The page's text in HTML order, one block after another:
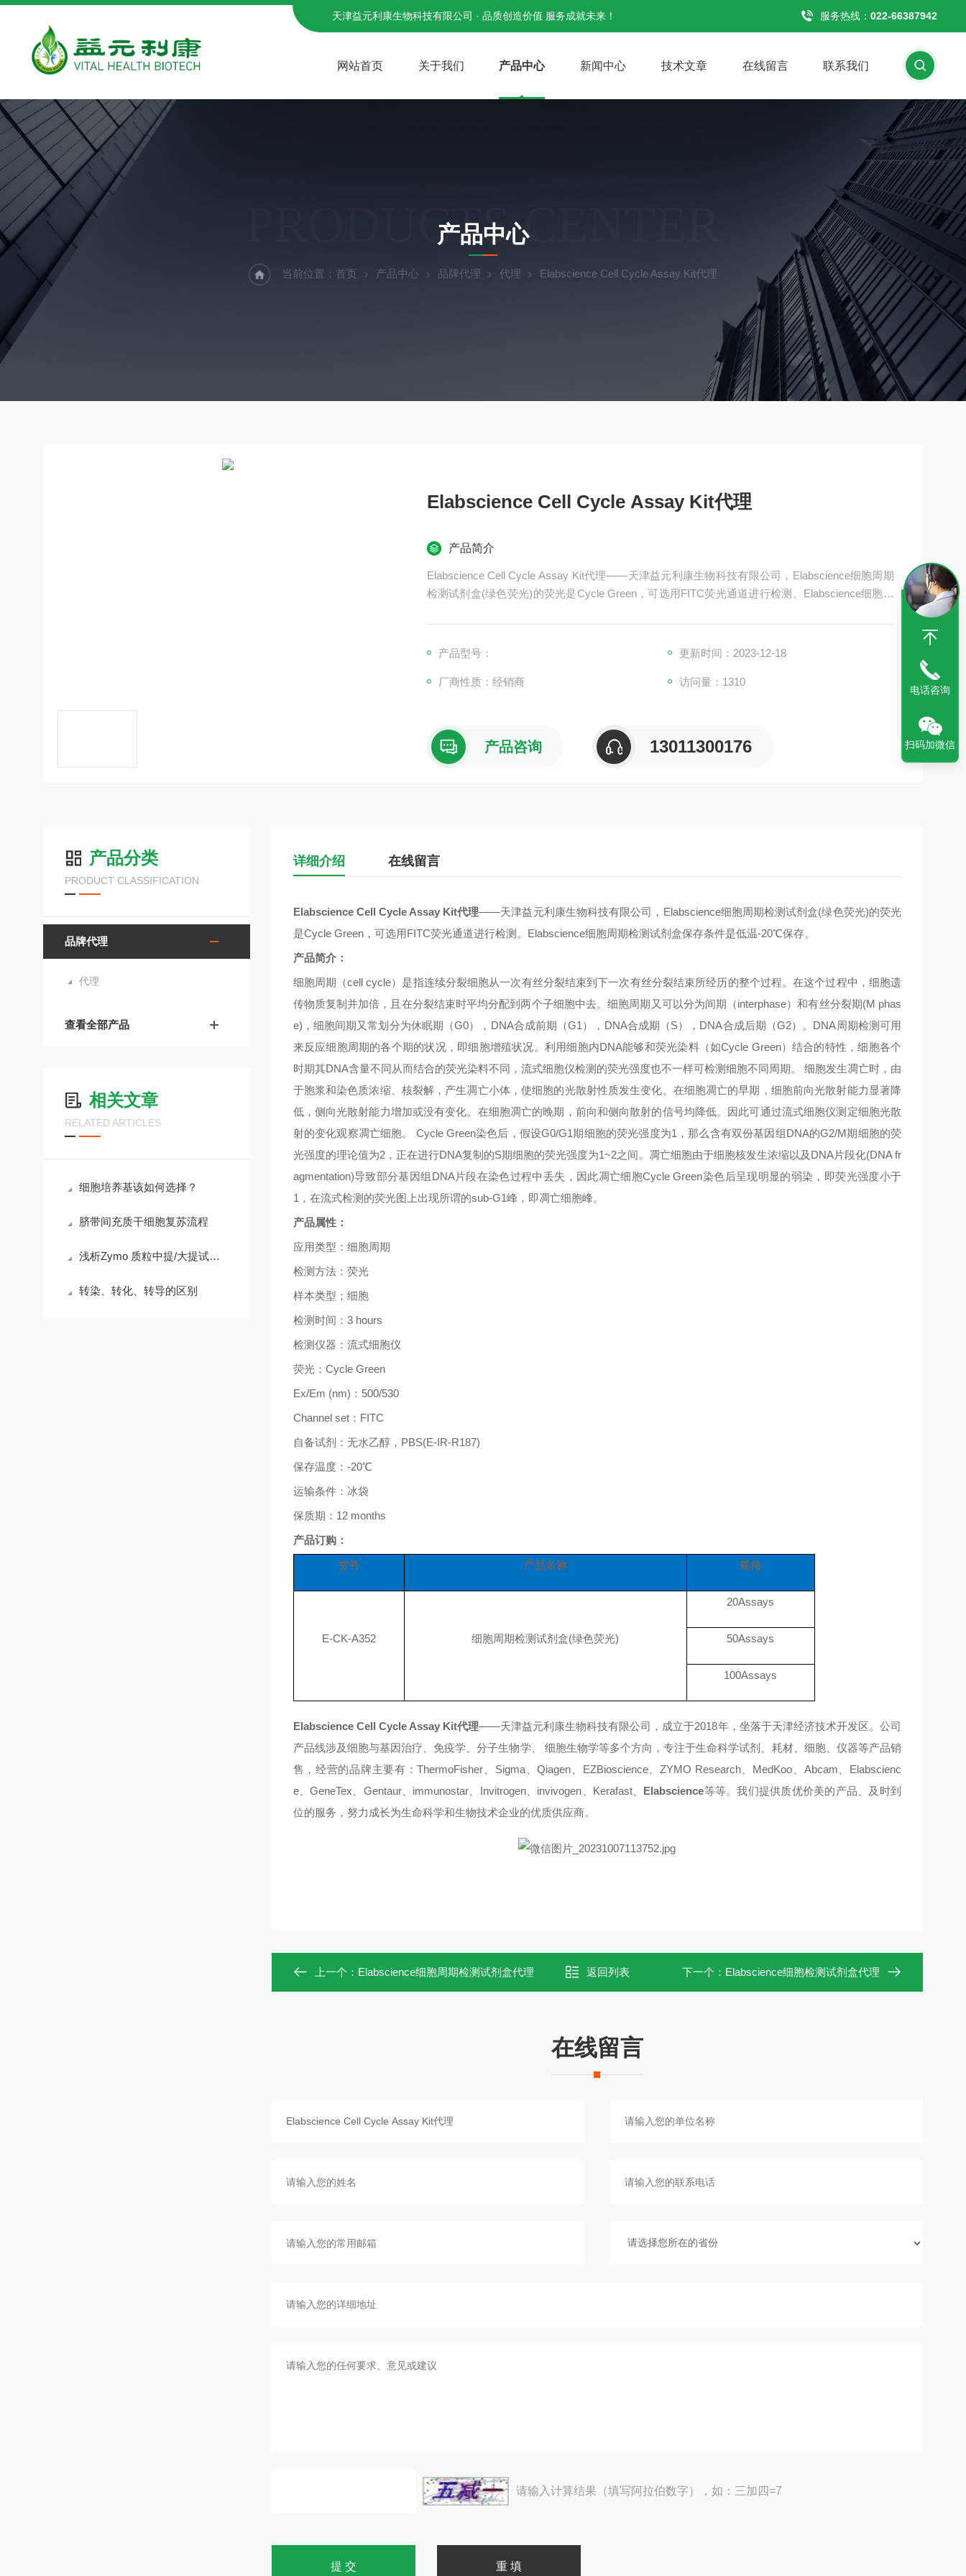
天津益元利康生物科技有限公司 · 品质创造价值 服务成就未来！ 服务热线： 022-66387942
网站首页 关于我们 产品中心 新闻中心 技术文章 在线留言 联系我们
PRODUCTS CENTER
产品中心
当前位置： 首页 产品中心 品牌代理 代理 Elabscience Cell Cycle Assay Kit代理
Elabscience Cell Cycle Assay Kit代理
产品简介
Elabscience Cell Cycle Assay Kit代理——天津益元利康生物科技有限公司，Elabscience细胞周期
检测试剂盒(绿色荧光)的荧光是Cycle Green，可选用FITC荧光通道进行检测。Elabscience细胞周
产品型号： 更新时间：2023-12-18
厂商性质：经销商 访问量：1310
产品咨询 13011300176
产品分类
PRODUCT CLASSIFICATION
品牌代理
代理
查看全部产品
相关文章
RELATED ARTICLES
细胞培养基该如何选择？
脐带间充质干细胞复苏流程
浅析Zymo 质粒中提/大提试剂盒的使用方法
转染、转化、转导的区别
详细介绍 在线留言
Elabscience Cell Cycle Assay Kit代理——天津益元利康生物科技有限公司，Elabscience细胞周期检测试剂盒(绿色荧光)的荧光
是Cycle Green，可选用FITC荧光通道进行检测。Elabscience细胞周期检测试剂盒保存条件是低温-20℃保存。
产品简介：
细胞周期（cell cycle）是指连续分裂细胞从一次有丝分裂结束到下一次有丝分裂结束所经历的整个过程。在这个过程中，细胞遗
传物质复制并加倍，且在分裂结束时平均分配到两个子细胞中去。细胞周期又可以分为间期（interphase）和有丝分裂期(M phas
e) ，细胞间期又常划分为休眠期（G0）， DNA合成前期（G1 ）， DNA合成期（S）， DNA合成后期（G2）。 DNA周期检测可用
来反应细胞周期的各个期的状况，即细胞增殖状况。利用细胞内DNA能够和荧光染料（如Cycle Green）结合的特性，细胞各个
时期其DNA含量不同从而结合的荧光染料不同，流式细胞仪检测的荧光强度也不一样可检测细胞不同周期。 细胞发生凋亡时，由
于胞浆和染色质浓缩、核裂解，产生凋亡小体，使细胞的光散射性质发生变化。在细胞凋亡的早期，细胞前向光散射能力显著降
低，侧向光散射能力增加或没有变化。在细胞凋亡的晚期，前向和侧向散射的信号均降低。因此可通过流式细胞仪测定细胞光散
射的变化观察凋亡细胞。 Cycle Green染色后，假设G0/G1期细胞的荧光强度为1 ，那么含有双份基因组DNA的G2/M期细胞的荧
光强度的理论值为2，正在进行DNA复制的S期细胞的荧光强度为1~2之间。凋亡细胞由于细胞核发生浓缩以及 DNA片段化(DNA fr
agmentation)导致部分基因组 DNA片段在染色过程中丢失，因此凋亡细胞Cycle Green染色后呈现明显的弱染，即荧光强度小于
1 ，在流式检测的荧光图上出现所谓的sub-G1峰，即凋亡细胞峰。
产品属性：
应用类型 ： 细胞周期
检测方法： 荧光
样本类型 ； 细胞
检测时间 ： 3 hours
检测仪器 ： 流式细胞仪
荧光： Cycle Green
Ex/Em (nm) ： 500/530
Channel set： FITC
自备试剂 ： 无水乙醇， PBS(E-IR-R187)
保存温度： -20℃
运输条件： 冰袋
保质期 ： 12 months
产品订购：
货号 产品名称 规格
E-CK-A352 细胞周期检测试剂盒(绿色荧光)
20Assays
50Assays
100Assays
Elabscience Cell Cycle Assay Kit代理——天津益元利康生物科技有限公司，成立于2018年，坐落于天津经济技术开发区。公司
产品线涉及细胞与基因治疗、免疫学、分子生物学、 细胞生物学等多个方向，专注于生命科学试剂、耗材、细胞、仪器等产品销
售，经营的品牌主要有：ThermoFisher、Sigma、Qiagen、EZBioscience、ZYMO Research、MedKoo、Abcam、Elabscienc
e、GeneTex、Gentaur、immunostar、Invitrogen、invivogen、Kerafast、 Elabscience等等。我们提供质优价美的产品、及时到
位的服务，努力成长为生命科学和生物技术企业的优质供应商。
上一个： Elabscience细胞周期检测试剂盒代理 返回列表 下一个： Elabscience细胞检测试剂盒代理
在线留言
请输入计算结果（填写阿拉伯数字），如：三加四=7
电话咨询
扫码加微信